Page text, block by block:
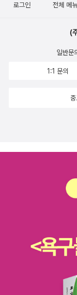
중요한 작품이라 할
이들에게, 그리고 삶
른 이의 감정 또한 소
스레 억누르는 법을
전히 내 감정을 드러
뷰입니다.• 교유서
로그인 전체 메
(
일반문
1:1 문의